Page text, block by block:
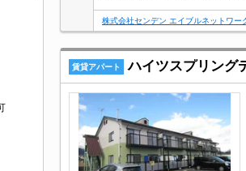
株式会社センデン エイブルネットワー
賃貸アパート ハイツスプリング